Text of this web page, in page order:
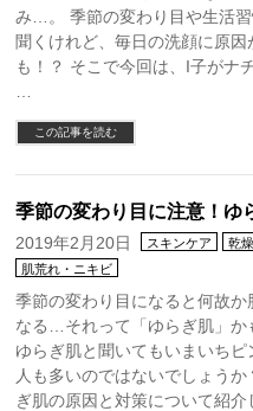
み…。 季節の変わり目や生活習
聞くけれど、毎日の洗顔に原因
も！？ そこで今回は、I子がナ
この記事を読む
季節の変わり目に注意！ゆ
2019年2月20日 スキンケア
乾
肌荒れ・ニキビ
季節の変わり目になると何故か
なる…それって「ゆらぎ肌」か
ゆらぎ肌と聞いてもいまいちピ
人も多いのではないでしょうか
ぎ肌の原因と対策について紹介